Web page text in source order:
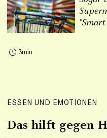
3
ESSEN UND EMOTIONEN
Das hilft gegen